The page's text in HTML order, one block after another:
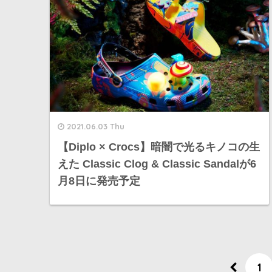
2021.06.03 Thu
【Diplo × Crocs】暗闇で光るキノコの生
えた Classic Clog & Classic Sandalが6
月8日に発売予定
1